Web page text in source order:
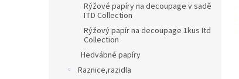
Rýžové papíry na decoupage v sadě
ITD Collection
Rýžový papír na decoupage 1kus Itd
Collection
Hedvábné papíry
Raznice,razidla